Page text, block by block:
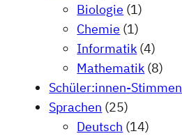
Biologie (1)
Chemie (1)
Informatik (4)
Mathematik (8)
Schüler:innen-Stimmen
Sprachen (25)
Deutsch (14)